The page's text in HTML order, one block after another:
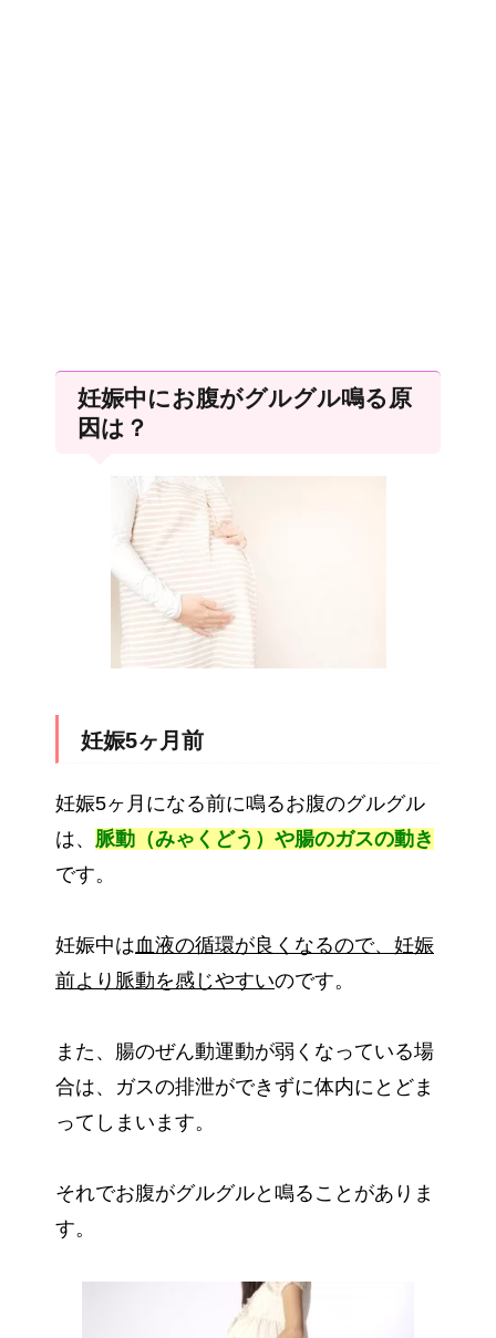
妊娠中にお腹がグルグル鳴る原
因は？
妊娠5ヶ月前
妊娠5ヶ月になる前に鳴るお腹のグルグル
は、 脈動（みゃくどう）や腸のガスの動き
です。
妊娠中は血液の循環が良くなるので、妊娠
前より脈動を感じやすいのです。
また、腸のぜん動運動が弱くなっている場
合は、ガスの排泄ができずに体内にとどま
ってしまいます。
それでお腹がグルグルと鳴ることがありま
す。